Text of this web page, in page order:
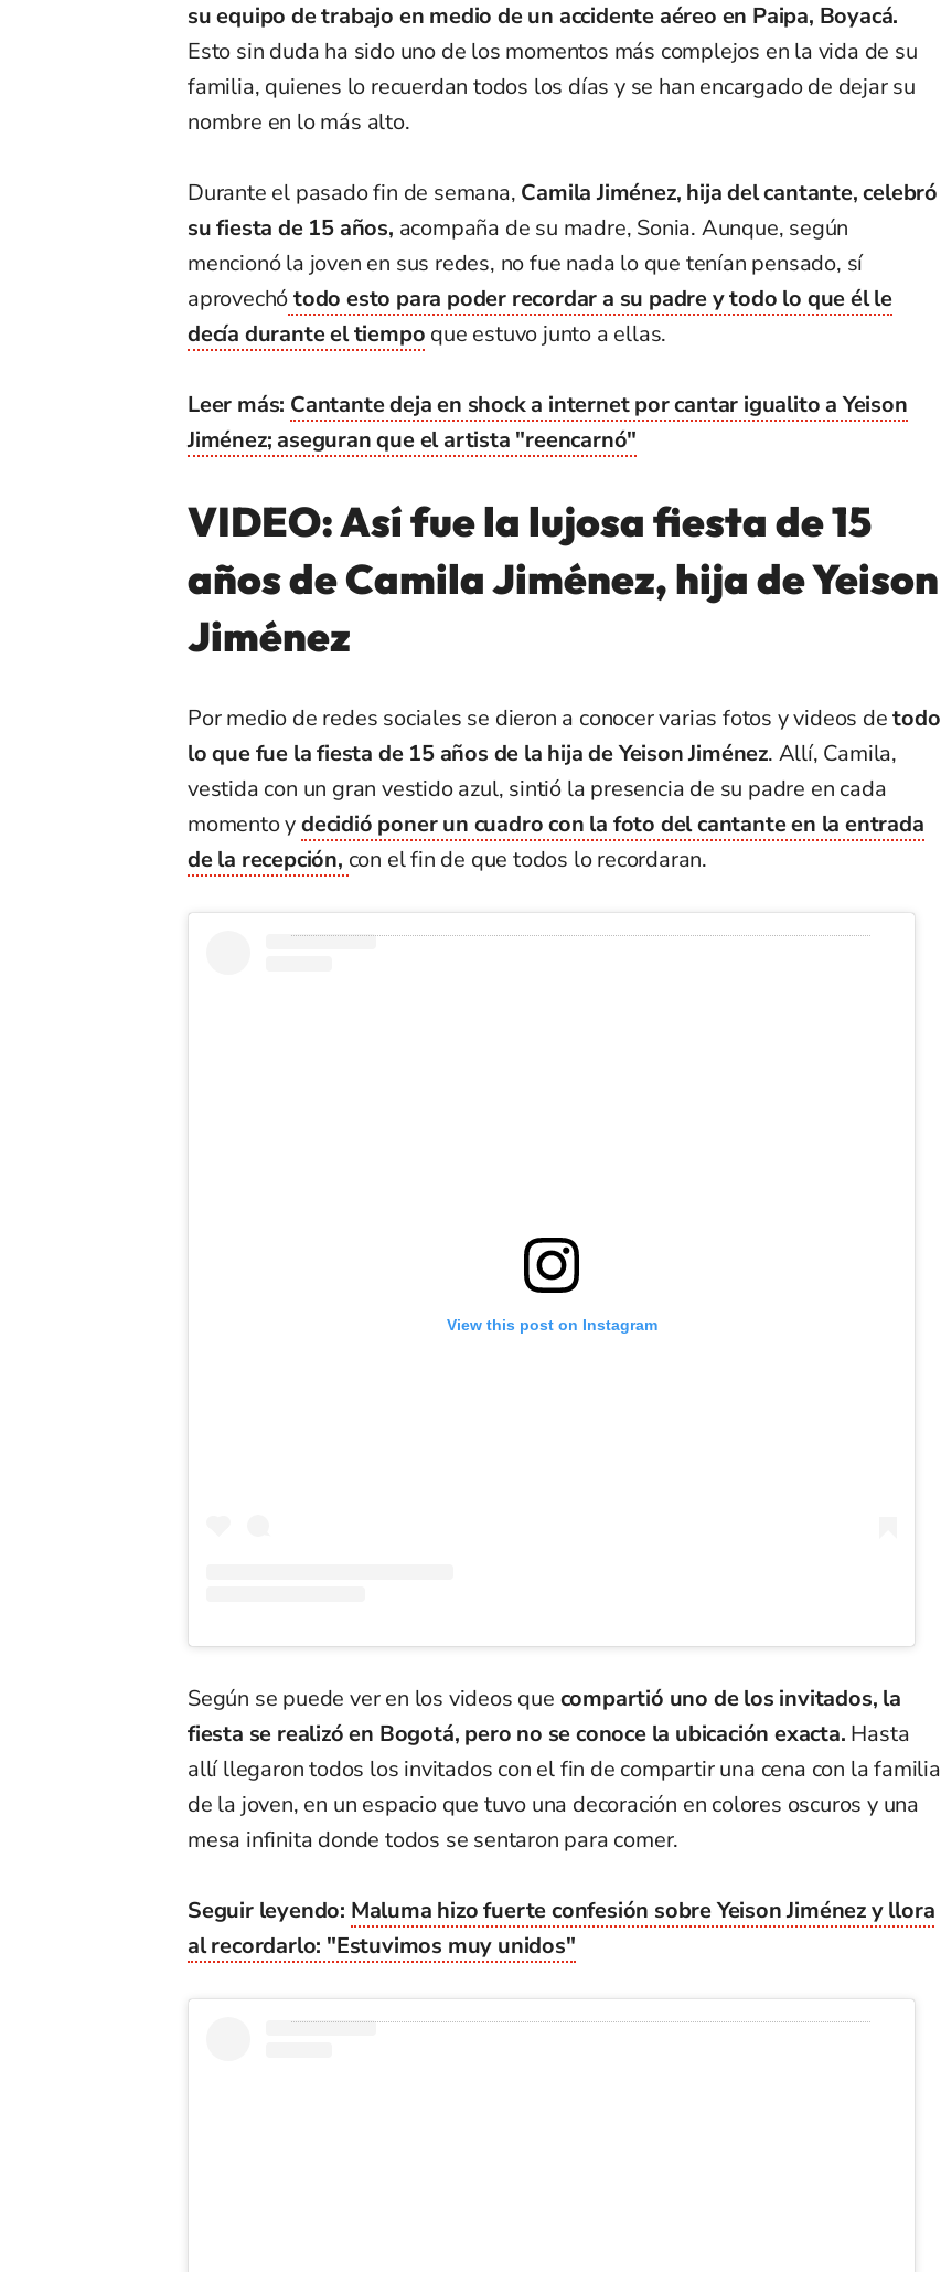
su equipo de trabajo en medio de un accidente aéreo en Paipa, Boyacá.
Esto sin duda ha sido uno de los momentos más complejos en la vida de su
familia, quienes lo recuerdan todos los días y se han encargado de dejar su
nombre en lo más alto.
Durante el pasado fin de semana, Camila Jiménez, hija del cantante, celebró
su fiesta de 15 años, acompaña de su madre, Sonia. Aunque, según
mencionó la joven en sus redes, no fue nada lo que tenían pensado, sí
aprovechótodo esto para poder recordar a su padre y todo lo que él le
decía durante el tiempo que estuvo junto a ellas.
Leer más: Cantante deja en shock a internet por cantar igualito a Yeison
Jiménez; aseguran que el artista "reencarnó"
VIDEO: Así fue la lujosa fiesta de 15
años de Camila Jiménez, hija de Yeison
Jiménez
Por medio de redes sociales se dieron a conocer varias fotos y videos detodo
lo que fue la fiesta de 15 años de la hija de Yeison Jiménez. Allí, Camila,
vestida con un gran vestido azul, sintió la presencia de su padre en cada
momento ydecidió poner un cuadro con la foto del cantante en la entrada
de la recepción, con el fin de que todos lo recordaran.
View this post on Instagram
Según se puede ver en los videos que compartió uno de los invitados, la
fiesta se realizó en Bogotá, pero no se conoce la ubicación exacta. Hasta
allí llegaron todos los invitados con el fin de compartir una cena con la familia
de la joven, en un espacio que tuvo una decoración en colores oscuros y una
mesa infinita donde todos se sentaron para comer.
Seguir leyendo: Maluma hizo fuerte confesión sobre Yeison Jiménez y llora
al recordarlo: "Estuvimos muy unidos"